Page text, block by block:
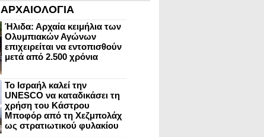
ΑΡΧΑΙΟΛΟΓΙΑ
Ήλιδα: Αρχαία κειμήλια των
Ολυμπιακών Αγώνων
επιχειρείται να εντοπισθούν
μετά από 2.500 χρόνια
Το Ισραήλ καλεί την
UNESCO να καταδικάσει τη
χρήση του Κάστρου
Μποφόρ από τη Χεζμπολάχ
ως στρατιωτικού φυλακίου